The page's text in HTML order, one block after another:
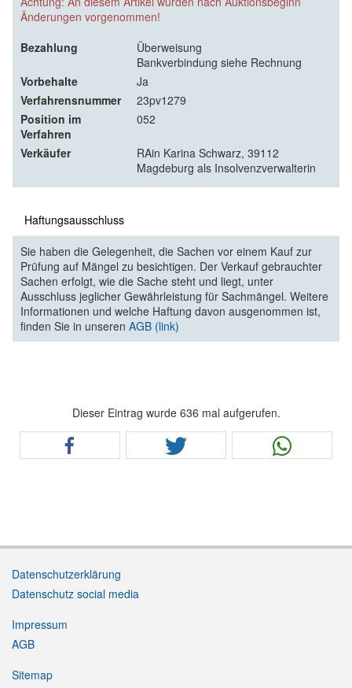
Änderungen vorgenommen!
Bezahlung
Überweisung
Bankverbindung siehe Rechnung
Vorbehalte
Ja
Verfahrensnummer
23pv1279
Position im
Verfahren
052
Verkäufer
RAin Karina Schwarz, 39112
Magdeburg als Insolvenzverwalterin
Haftungsausschluss
Sie haben die Gelegenheit, die Sachen vor einem Kauf zur
Prüfung auf Mängel zu besichtigen. Der Verkauf gebrauchter
Sachen erfolgt, wie die Sache steht und liegt, unter
Ausschluss jeglicher Gewährleistung für Sachmängel. Weitere
Informationen und welche Haftung davon ausgenommen ist,
finden Sie in unseren AGB (link)
Dieser Eintrag wurde 636 mal aufgerufen.
Datenschutzerklärung
Datenschutz social media
Impressum
AGB
Sitemap